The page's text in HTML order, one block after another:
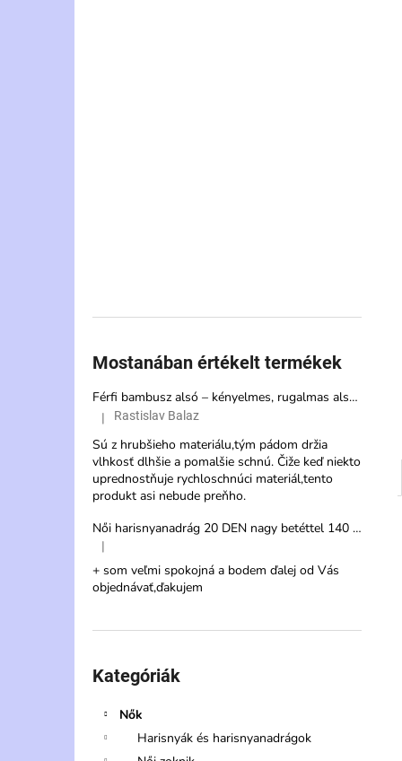
Mostanában értékelt termékek
Férfi bambusz alsó – kényelmes, rugalmas alsónemű magas nedvszívó képességgel
A termék értékelése 5-ből 3 csillag.
| Rastislav Balaz
Sú z hrubšieho materiálu,tým pádom držia
vlhkosť dlhšie a pomalšie schnú. Čiže keď niekto
uprednostňuje rychloschnúci materiál,tento
produkt asi nebude preňho.
Női harisnyanadrág 20 DEN nagy betéttel 140 cm – Veternica Max
A termék értékelése 5-ből 5 csillag.
|
+ som veľmi spokojná a bodem ďalej od Vás
objednávať,ďakujem
átugrása
Kategóriák
Nők
Harisnyák és harisnyanadrágok